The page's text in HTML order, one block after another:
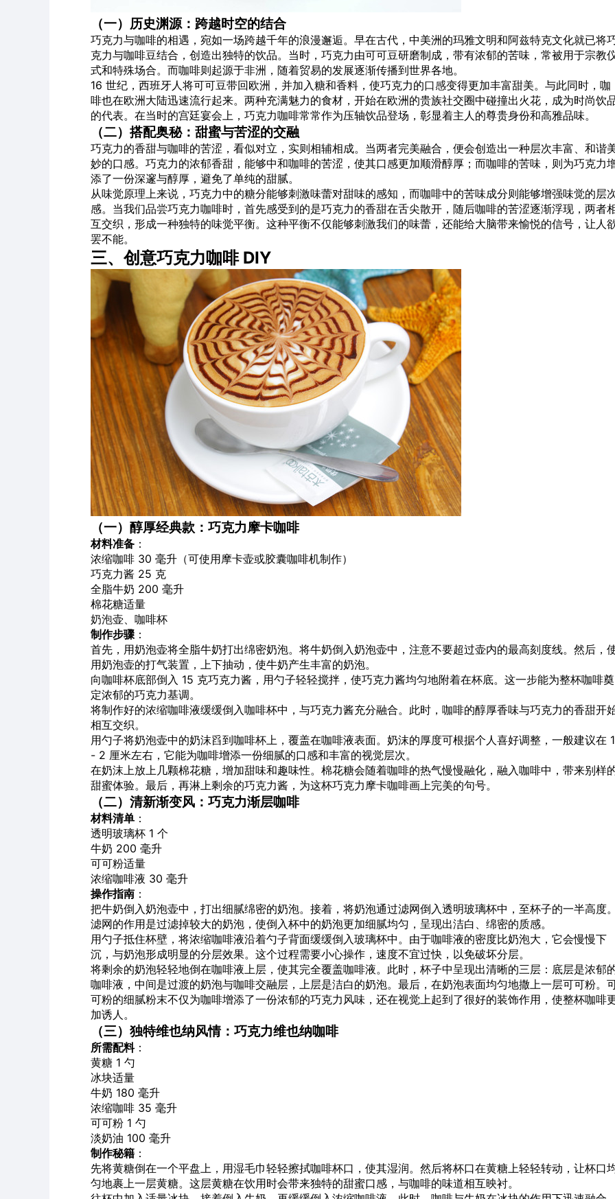
（一）历史渊源：跨越时空的结合
巧克力与咖啡的相遇，宛如一场跨越千年的浪漫邂逅。早在古代，中美洲的玛雅文明和阿兹特克文化就已将
克力与咖啡豆结合，创造出独特的饮品。当时，巧克力由可可豆研磨制成，带有浓郁的苦味，常被用于宗教
式和特殊场合。而咖啡则起源于非洲，随着贸易的发展逐渐传播到世界各地。
16 世纪，西班牙人将可可豆带回欧洲，并加入糖和香料，使巧克力的口感变得更加丰富甜美。与此同时，咖
啡也在欧洲大陆迅速流行起来。两种充满魅力的食材，开始在欧洲的贵族社交圈中碰撞出火花，成为时尚饮
的代表。在当时的宫廷宴会上，巧克力咖啡常常作为压轴饮品登场，彰显着主人的尊贵身份和高雅品味。
（二）搭配奥秘：甜蜜与苦涩的交融
巧克力的香甜与咖啡的苦涩，看似对立，实则相辅相成。当两者完美融合，便会创造出一种层次丰富、和谐
妙的口感。巧克力的浓郁香甜，能够中和咖啡的苦涩，使其口感更加顺滑醇厚；而咖啡的苦味，则为巧克力
添了一份深邃与醇厚，避免了单纯的甜腻。
从味觉原理上来说，巧克力中的糖分能够刺激味蕾对甜味的感知，而咖啡中的苦味成分则能够增强味觉的层
感。当我们品尝巧克力咖啡时，首先感受到的是巧克力的香甜在舌尖散开，随后咖啡的苦涩逐渐浮现，两者
互交织，形成一种独特的味觉平衡。这种平衡不仅能够刺激我们的味蕾，还能给大脑带来愉悦的信号，让人
罢不能。
三、创意巧克力咖啡 DIY
（一）醇厚经典款：巧克力摩卡咖啡
材料准备 ：
浓缩咖啡 30 毫升（可使用摩卡壶或胶囊咖啡机制作）
巧克力酱 25 克
全脂牛奶 200 毫升
棉花糖适量
奶泡壶、咖啡杯
制作步骤：
首先，用奶泡壶将全脂牛奶打出绵密奶泡。将牛奶倒入奶泡壶中，注意不要超过壶内的最高刻度线。然后，
用奶泡壶的打气装置，上下抽动，使牛奶产生丰富的奶泡。
向咖啡杯底部倒入 15 克巧克力酱，用勺子轻轻搅拌，使巧克力酱均匀地附着在杯底。这一步能为整杯咖啡奠
定浓郁的巧克力基调。
将制作好的浓缩咖啡液缓缓倒入咖啡杯中，与巧克力酱充分融合。此时，咖啡的醇厚香味与巧克力的香甜开
相互交织。
用勺子将奶泡壶中的奶沫舀到咖啡杯上，覆盖在咖啡液表面。奶沫的厚度可根据个人喜好调整，一般建议在 1
- 2 厘米左右，它能为咖啡增添一份细腻的口感和丰富的视觉层次。
在奶沫上放上几颗棉花糖，增加甜味和趣味性。棉花糖会随着咖啡的热气慢慢融化，融入咖啡中，带来别样
甜蜜体验。最后，再淋上剩余的巧克力酱，为这杯巧克力摩卡咖啡画上完美的句号。
（二）清新渐变风：巧克力渐层咖啡
材料清单 ：
透明玻璃杯 1 个
牛奶 200 毫升
可可粉适量
浓缩咖啡液 30 毫升
操作指南 ：
把牛奶倒入奶泡壶中，打出细腻绵密的奶泡。接着，将奶泡通过滤网倒入透明玻璃杯中，至杯子的一半高度。
滤网的作用是过滤掉较大的奶泡，使倒入杯中的奶泡更加细腻均匀，呈现出洁白、绵密的质感。
用勺子抵住杯壁，将浓缩咖啡液沿着勺子背面缓缓倒入玻璃杯中。由于咖啡液的密度比奶泡大，它会慢慢下
沉，与奶泡形成明显的分层效果。这个过程需要小心操作，速度不宜过快，以免破坏分层。
将剩余的奶泡轻轻地倒在咖啡液上层，使其完全覆盖咖啡液。此时，杯子中呈现出清晰的三层：底层是浓郁
咖啡液，中间是过渡的奶泡与咖啡交融层，上层是洁白的奶泡。最后，在奶泡表面均匀地撒上一层可可粉。
可粉的细腻粉末不仅为咖啡增添了一份浓郁的巧克力风味，还在视觉上起到了很好的装饰作用，使整杯咖啡
加诱人。
（三）独特维也纳风情：巧克力维也纳咖啡
所需配料：
黄糖 1 勺
冰块适量
牛奶 180 毫升
浓缩咖啡 35 毫升
可可粉 1 勺
淡奶油 100 毫升
制作秘籍 ：
先将黄糖倒在一个平盘上，用湿毛巾轻轻擦拭咖啡杯口，使其湿润。然后将杯口在黄糖上轻轻转动，让杯口
匀地裹上一层黄糖。这层黄糖在饮用时会带来独特的甜蜜口感，与咖啡的味道相互映衬。